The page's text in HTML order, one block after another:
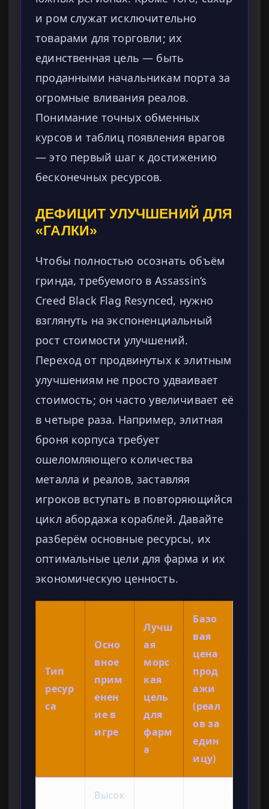
и ром служат исключительно
товарами для торговли; их
единственная цель — быть
проданными начальникам порта за
огромные вливания реалов.
Понимание точных обменных
курсов и таблиц появления врагов
— это первый шаг к достижению
бесконечных ресурсов.
ДЕФИЦИТ УЛУЧШЕНИЙ ДЛЯ
«ГАЛКИ»
Чтобы полностью осознать объём
гринда, требуемого в Assassin’s
Creed Black Flag Resynced, нужно
взглянуть на экспоненциальный
рост стоимости улучшений.
Переход от продвинутых к элитным
улучшениям не просто удваивает
стоимость; он часто увеличивает её
в четыре раза. Например, элитная
броня корпуса требует
ошеломляющего количества
металла и реалов, заставляя
игроков вступать в повторяющийся
цикл абордажа кораблей. Давайте
разберём основные ресурсы, их
оптимальные цели для фарма и их
экономическую ценность.
Тип
ресур
са
Осно
вное
прим
енен
ие в
игре
Лучш
ая
морс
кая
цель
для
фарм
а
Базо
вая
цена
прод
ажи
(реал
ов за
един
ицу)
Высок